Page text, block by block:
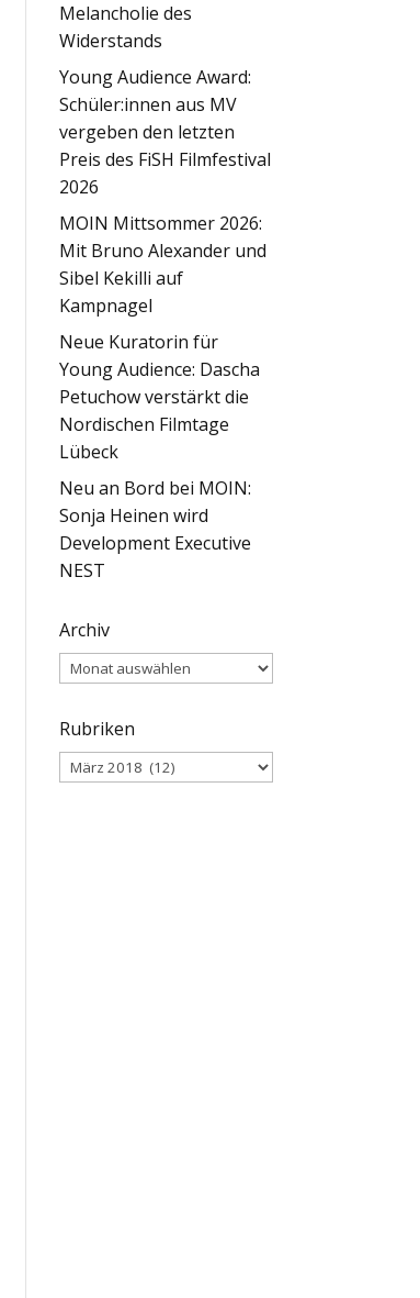
Melancholie des
Widerstands
Young Audience Award:
Schüler:innen aus MV
vergeben den letzten
Preis des FiSH Filmfestival
2026
MOIN Mittsommer 2026:
Mit Bruno Alexander und
Sibel Kekilli auf
Kampnagel
Neue Kuratorin für
Young Audience: Dascha
Petuchow verstärkt die
Nordischen Filmtage
Lübeck
Neu an Bord bei MOIN:
Sonja Heinen wird
Development Executive
NEST
Archiv
Archiv
Rubriken
Rubriken